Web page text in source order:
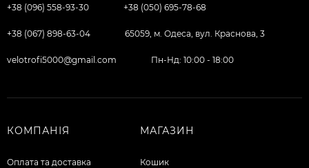
+38 (096) 558-93-30 +38 (050) 695-78-68
+38 (067) 898-63-04 65059, м. Одеса, вул. Краснова, 3
velotrofi5000@gmail.com Пн-Нд: 10:00 - 18:00
КОМПАНІЯ
Оплата та доставка
МАГАЗИН
Кошик